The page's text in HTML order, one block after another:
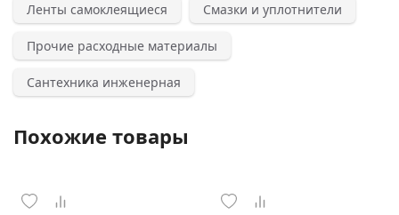
Ленты самоклеящиеся Смазки и уплотнители
Прочие расходные материалы
Сантехника инженерная
Похожие товары